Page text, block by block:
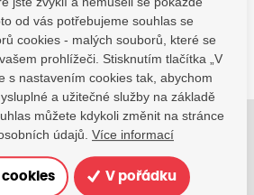
pro Vaše děti.
pokud potřebujete pomoci.
od vás potřebujeme souhlas se
cookies - malých souborů, které se
prohlížeči. Stisknutím tlačítka „V
s nastavením cookies tak, abychom
a užitečné služby na základě
můžete kdykoli změnit na stránce
údajů. Více informací
V pořádku